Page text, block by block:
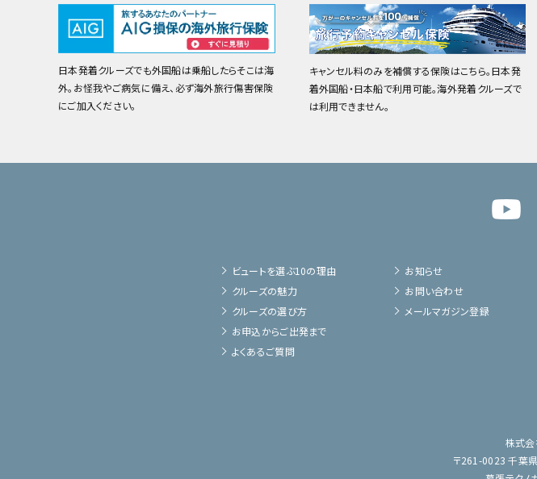
日本発着クルーズでも外国船は乗船したらそこは海
外。お怪我やご病気に備え、必ず海外旅行傷害保険
にご加入ください。
キャンセル料のみを補償する保険はこちら。日本発
着外国船・日本船で利用可能。海外発着クルーズで
は利用できません。
ビュートを選ぶ10の理由
クルーズの魅力
クルーズの選び方
お申込からご出発まで
よくあるご質問
お知らせ
お問い合わせ
メールマガジン登録
株式会
〒261-0023 千葉